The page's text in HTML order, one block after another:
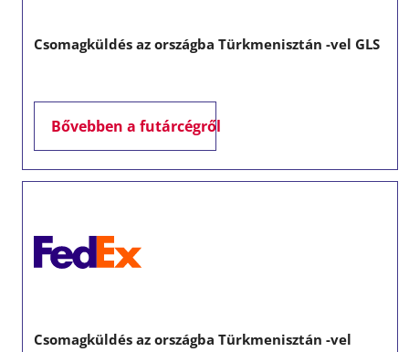
Csomagküldés az országba Türkmenisztán -vel GLS
Bővebben a futárcégről
Csomagküldés az országba Türkmenisztán -vel